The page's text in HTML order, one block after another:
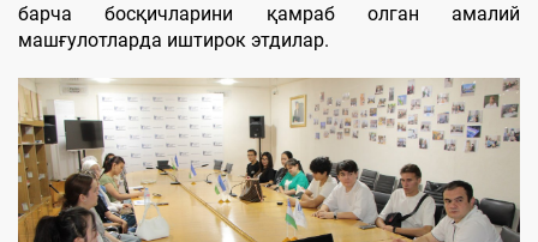
барча босқичларини қамраб олган амалий
машғулотларда иштирок этдилар.